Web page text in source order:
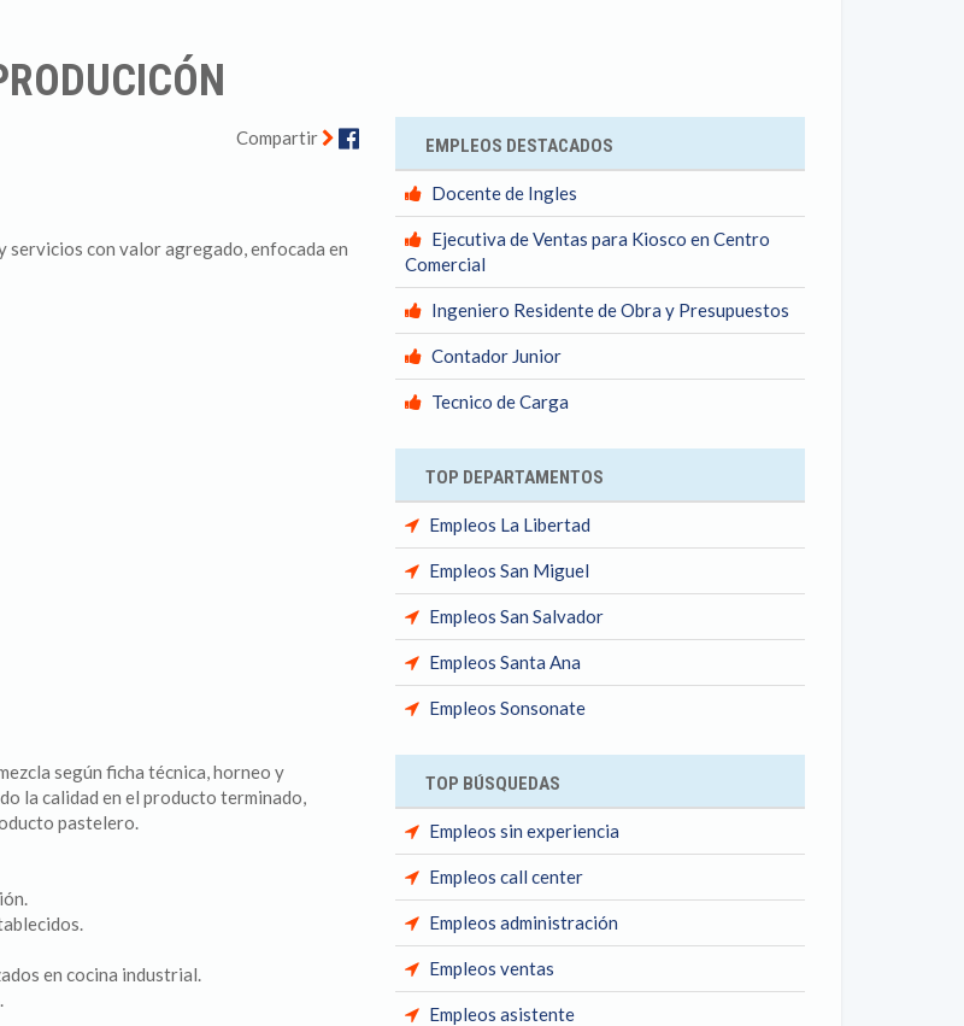
Compartir Facebook
servicios con valor agregado, enfocada en
según ficha técnica, horneo y
la calidad en el producto terminado,
pastelero.
en cocina industrial.
EMPLEOS DESTACADOS
Docente de Ingles
Ejecutiva de Ventas para Kiosco en Centro
Comercial
Ingeniero Residente de Obra y Presupuestos
Contador Junior
Tecnico de Carga
TOP DEPARTAMENTOS
Empleos La Libertad
Empleos San Miguel
Empleos San Salvador
Empleos Santa Ana
Empleos Sonsonate
TOP BÚSQUEDAS
Empleos sin experiencia
Empleos call center
Empleos administración
Empleos ventas
Empleos asistente